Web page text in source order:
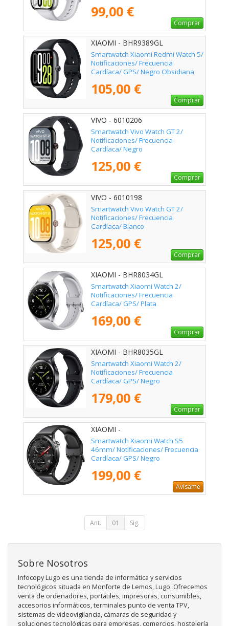
99,00 €
Comprar
XIAOMI - BHR9389GL
Smartwatch Xiaomi Redmi Watch 5/
Notificaciones/ Frecuencia
Cardíaca/ GPS/ Negro Obsidiana
105,00 €
Comprar
VIVO - 6010206
Smartwatch Vivo Watch GT 2/
Notificaciones/ Frecuencia
Cardíaca/ Negro
125,00 €
Comprar
VIVO - 6010198
Smartwatch Vivo Watch GT 2/
Notificaciones/ Frecuencia
Cardíaca/ Blanco
125,00 €
Comprar
XIAOMI - BHR8034GL
Smartwatch Xiaomi Watch 2/
Notificaciones/ Frecuencia
Cardíaca/ GPS/ Plata
169,00 €
Comprar
XIAOMI - BHR8035GL
Smartwatch Xiaomi Watch 2/
Notificaciones/ Frecuencia
Cardíaca/ GPS/ Negro
179,00 €
Comprar
XIAOMI -
Smartwatch Xiaomi Watch S5
46mm/ Notificaciones/ Frecuencia
Cardíaca/ GPS/ Negro
199,00 €
Avísame
Ant. 01 Sig.
Sobre Nosotros
Infocopy Lugo es una tienda de informática y servicios
tecnológicos situada en Monforte de Lemos, Lugo. Ofrecemos
venta de ordenadores, portátiles, impresoras, consumibles,
accesorios informáticos, terminales punto de venta TPV,
sistemas de videovigilancia, cámaras de seguridad y
soluciones tecnológicas para empresas, comercios, hostelería